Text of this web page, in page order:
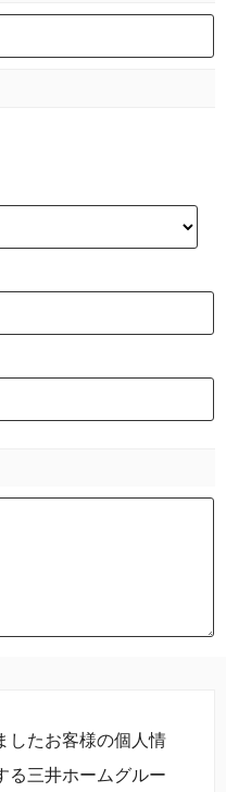
したお客様の個人情
る三井ホームグルー